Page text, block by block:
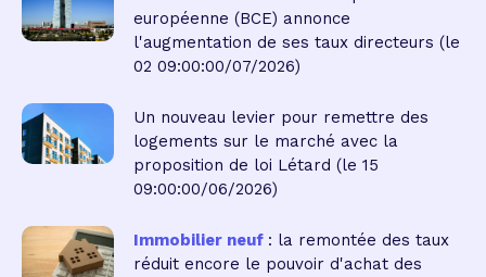
européenne (BCE) annonce
l'augmentation de ses taux directeurs (le
02 09:00:00/07/2026)
Un nouveau levier pour remettre des
logements sur le marché avec la
proposition de loi Létard (le 15
09:00:00/06/2026)
Immobilier neuf : la remontée des taux
réduit encore le pouvoir d'achat des